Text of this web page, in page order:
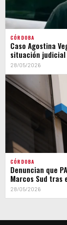
CÓRDOBA
Caso Agostina
situación judicial
28/05/2026
CÓRDOBA
Denuncian que
Marcos Sud tras
28/05/2026